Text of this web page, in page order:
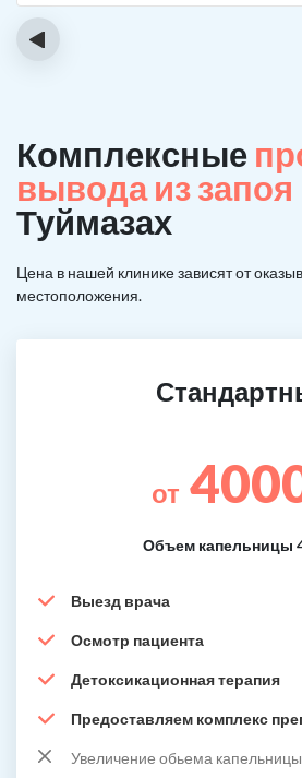
‹
Комплексные
вывода из запоя
Туймазах
Цена в нашей клинике зависят от
местоположения.
от
Объем капельницы
Выезд врача
Осмотр пациента
Детоксикационная терапия
Предоставляем комплекс
Увеличение обьема капельницы